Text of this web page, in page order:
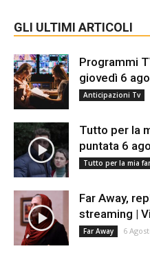
GLI ULTIMI ARTICOLI
Programmi
giovedì 6
Anticipazioni Tv
Tutto per la
puntata 6
Tutto per la mia
Far Away,
streaming |
Far Away 6